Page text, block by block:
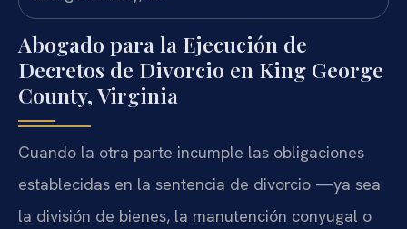
Abogado para la Ejecución de
Decretos de Divorcio en King George
County, Virginia
Cuando la otra parte incumple las obligaciones
establecidas en la sentencia de divorcio —ya sea
la división de bienes, la manutención conyugal o